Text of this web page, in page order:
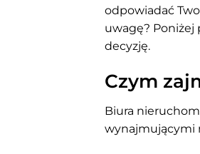
odpowiadać
uwagę? Poniżej
decyzję.
Czym
Biura
wynajmującymi